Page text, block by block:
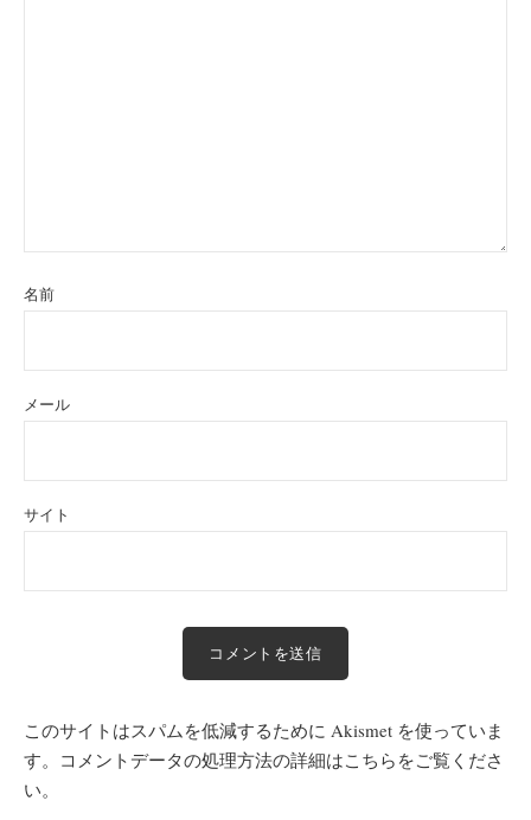
名前
メール
サイト
このサイトはスパムを低減するために Akismet を使っていま
す。 コメントデータの処理方法の詳細はこちらをご覧くださ
い。